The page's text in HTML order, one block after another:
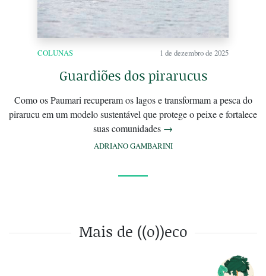
COLUNAS 1 de dezembro de 2025
Guardiões dos pirarucus
Como os Paumari recuperam os lagos e transformam a pesca do
pirarucu em um modelo sustentável que protege o peixe e fortalece
suas comunidades →
ADRIANO GAMBARINI
Mais de ((o))eco